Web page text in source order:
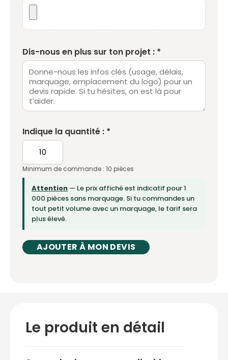
Dis-nous en plus sur ton projet : *
Indique la quantité : *
Minimum de commande : 10 pièces
Attention — Le prix affiché est indicatif pour 1
000 pièces sans marquage. Si tu commandes un
tout petit volume avec un marquage, le tarif sera
plus élevé.
AJOUTER À MON DEVIS
Le produit en détail